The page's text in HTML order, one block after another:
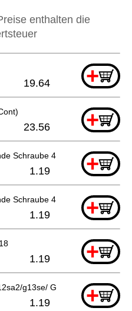
enthalten die
+
19.64
+
23.56
Schraube 4x40 +
1.19
Schraube 4x50 +
1.19
+
1.19
g13se/ G12sb2/g12sa2
+
1.19